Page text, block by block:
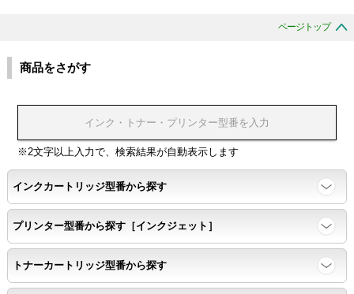
色同士のにじみがないこと。
浸透性
浸透性テスト用のサンプルを印刷する。
任意の色を背景として使用し、
背景と違う色で8号サイズのArialフォントで
鮮明に印刷できること。
速乾性
ページトップ
商品をさがす
※2文字以上入力で、検索結果が自動表示します
インクカートリッジ型番から探す
プリンター型番から探す［インクジェット］
トナーカートリッジ型番から探す